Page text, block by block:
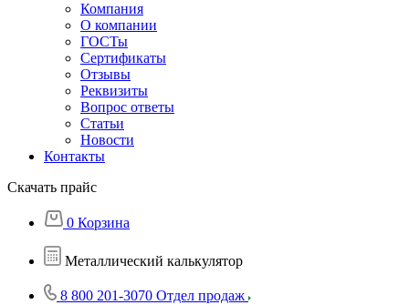
Компания
О компании
ГОСТы
Сертификаты
Отзывы
Реквизиты
Вопрос ответы
Статьи
Новости
Контакты
Скачать прайс
0 Корзина
Металлический калькулятор
8 800 201-3070 Отдел продаж